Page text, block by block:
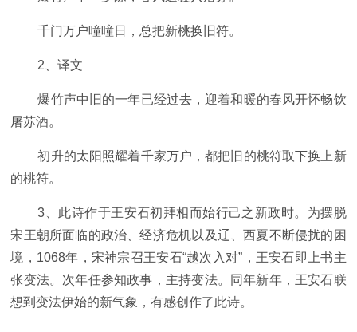
千门万户曈曈日，总把新桃换旧符。
2、译文
爆竹声中旧的一年已经过去，迎着和暖的春风开怀畅饮
屠苏酒。
初升的太阳照耀着千家万户，都把旧的桃符取下换上新
的桃符。
3、此诗作于王安石初拜相而始行己之新政时。为摆脱
宋王朝所面临的政治、经济危机以及辽、西夏不断侵扰的困
境，1068年，宋神宗召王安石“越次入对”，王安石即上书主
张变法。次年任参知政事，主持变法。同年新年，王安石联
想到变法伊始的新气象，有感创作了此诗。